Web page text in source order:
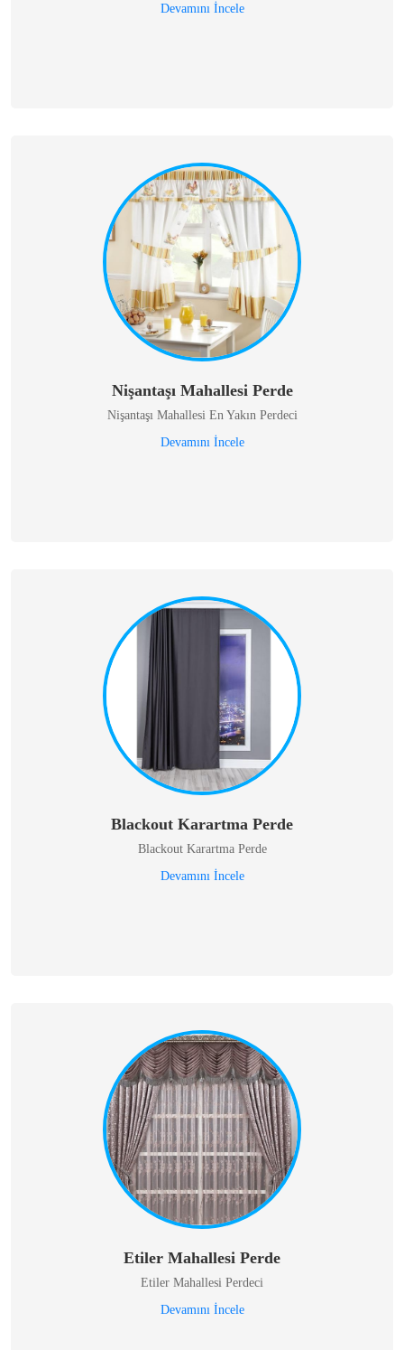
Devamını İncele
Nişantaşı Mahallesi Perde
Nişantaşı Mahallesi En Yakın Perdeci
Devamını İncele
Blackout Karartma Perde
Blackout Karartma Perde
Devamını İncele
Etiler Mahallesi Perde
Etiler Mahallesi Perdeci
Devamını İncele